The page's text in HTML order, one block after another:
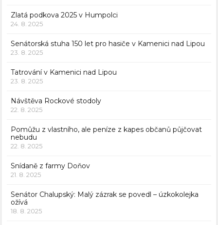
Zlatá podkova 2025 v Humpolci
24. 8. 2025
Senátorská stuha 150 let pro hasiče v Kamenici nad Lipou
23. 8. 2025
Tatrování v Kamenici nad Lipou
23. 8. 2025
Návštěva Rockové stodoly
22. 8. 2025
Pomůžu z vlastního, ale peníze z kapes občanů půjčovat
nebudu
22. 8. 2025
Snídaně z farmy Doňov
21. 8. 2025
Senátor Chalupský: Malý zázrak se povedl – úzkokolejka
ožívá
18. 8. 2025